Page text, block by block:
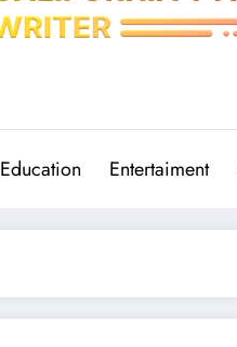
Education Entertaiment